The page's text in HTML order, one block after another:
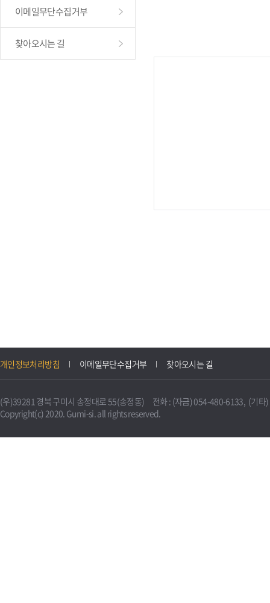
이메일무단수집거부
찾아오시는 길
개인정보처리방침 이메일무단수집거부 찾아오시는 길
(우)39281 경북 구미시 송정대로 55(송정동) 전화 : (자금) 054-480-6133, (기타
Copyright(c) 2020. Gumi-si. all rights reserved.